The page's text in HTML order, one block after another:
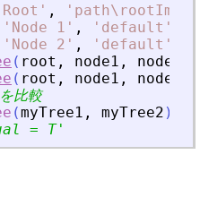
Root ' , '
' Node 1 ' , ' default '
' Node 2 ' , ' default '
( root , node1 , node2
( root , node1 , node2
比較
(myTree1 , myTree2 )
= T'